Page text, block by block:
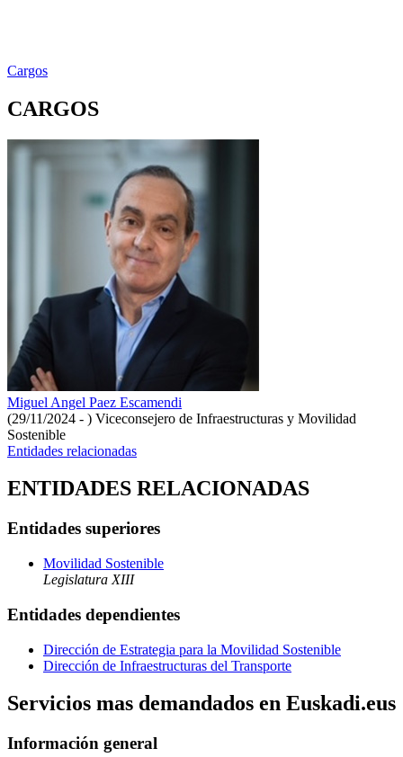
Cargos
CARGOS
Miguel Angel Paez Escamendi
(29/11/2024 - ) Viceconsejero de Infraestructuras y Movilidad
Sostenible
Entidades relacionadas
ENTIDADES RELACIONADAS
Entidades superiores
Movilidad Sostenible
Legislatura XIII
Entidades dependientes
Dirección de Estrategia para la Movilidad Sostenible
Dirección de Infraestructuras del Transporte
Servicios mas demandados en Euskadi.eus
Información general